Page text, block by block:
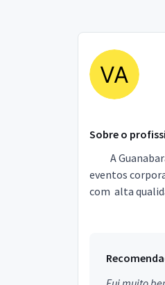
Sobre o
A
eventos
com alta